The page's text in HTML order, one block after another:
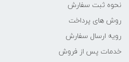
نحوه ثبت سفارش
روش های پرداخت
رویه ارسال سفارش
خدمات پس از فروش